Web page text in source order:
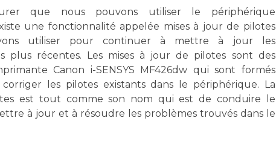
que nous pouvons utiliser le périphérique
une fonctionnalité appelée mises à jour de pilotes
utiliser pour continuer à mettre à jour les
plus récentes. Les mises à jour de pilotes sont des
Canon i-SENSYS MF426dw qui sont formés
les pilotes existants dans le périphérique. La
est tout comme son nom qui est de conduire le
à jour et à résoudre les problèmes trouvés dans le